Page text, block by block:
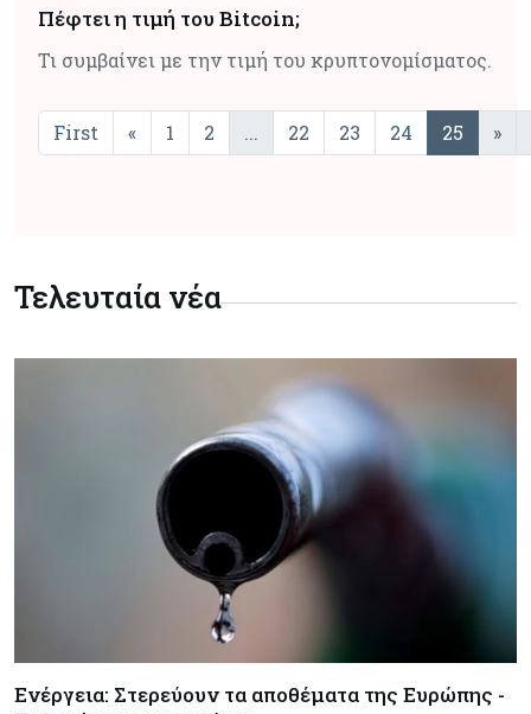
Πέφτει η τιμή του Bitcoin;
Τι συμβαίνει με την τιμή του κρυπτονομίσματος.
First « 1 2 ... 22 23 24 25 »
Τελευταία νέα
Ενέργεια: Στερεύουν τα αποθέματα της Ευρώπης -